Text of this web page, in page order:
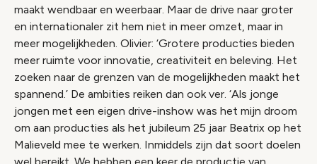
maakt wendbaar en weerbaar. Maar de drive naar groter
en internationaler zit hem niet in meer omzet, maar in
meer mogelijkheden. Olivier: ‘Grotere producties bieden
meer ruimte voor innovatie, creativiteit en beleving. Het
zoeken naar de grenzen van de mogelijkheden maakt het
spannend.’ De ambities reiken dan ook ver. ‘Als jonge
jongen met een eigen drive-inshow was het mijn droom
om aan producties als het jubileum 25 jaar Beatrix op het
Malieveld mee te werken. Inmiddels zijn dat soort doelen